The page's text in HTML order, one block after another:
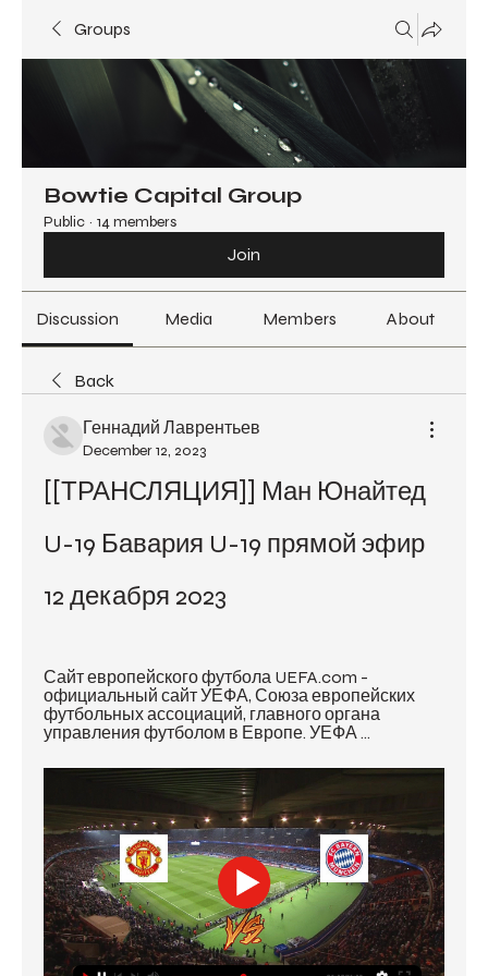
Groups
Bowtie Capital Group
Public · 14 members
Join
Discussion Media Members About
Back
Геннадий Лаврентьев
December 12, 2023
[[ТРАНСЛЯЦИЯ]] Ман Юнайтед
U-19 Бавария U-19 прямой эфир
12 декабря 2023
Сайт европейского футбола UEFA.com -
официальный сайт УЕФА, Союза европейских
футбольных ассоциаций, главного органа
управления футболом в Европе. УЕФА ...